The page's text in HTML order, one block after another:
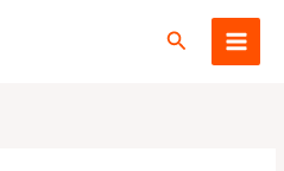
Rechercher